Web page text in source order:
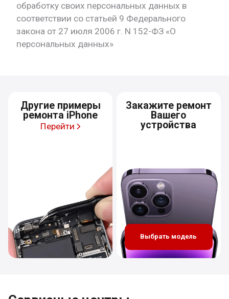
обработку своих персональных данных в
соответствии со статьей 9 Федерального
закона от 27 июля 2006 г. N 152-ФЗ «О
персональных данных»
Другие примеры
ремонта iPhone
Перейти
Закажите ремонт
Вашего
устройства
Выбрать модель